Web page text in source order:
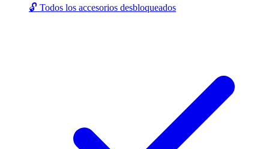
🔓 Todos los accesorios desbloqueados